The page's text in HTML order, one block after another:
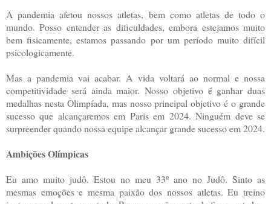
A pandemia afetou nossos atletas, bem como atletas de todo o
mundo. Posso entender as dificuldades, embora estejamos muito
bem fisicamente, estamos passando por um período muito difícil
psicologicamente.
Mas a pandemia vai acabar. A vida voltará ao normal e nossa
competitividade será ainda maior. Nosso objetivo é ganhar duas
medalhas nesta Olimpíada, mas nosso principal objetivo é o grande
sucesso que alcançaremos em Paris em 2024. Ninguém deve se
surpreender quando nossa equipe alcançar grande sucesso em 2024.
Ambições Olímpicas
Eu amo muito judô. Estou no meu 33º ano no Judô. Sinto as
mesmas emoções e mesma paixão dos nossos atletas. Eu treino